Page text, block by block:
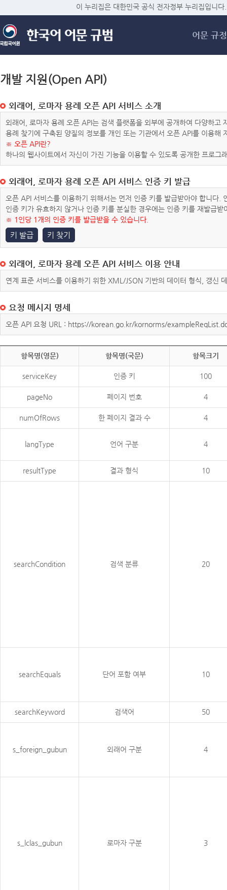
메
이 누리집은 대한민국 공식 전자정부 누리집입니다.
어문 규정
개발 지원(Open API)
외래어, 로마자 용례 오픈 API 서비스 소개
외래어, 로마자 용례 오픈 API는 검색 플랫폼을 외부에 공개하여 다양하
용례 찾기에 구축된 양질의 정보를 개인 또는 기관에서 오픈 API를 이용해
※ 오픈 API란?
하나의 웹사이트에서 자신이 가진 기능을 이용할 수 있도록 공개한 프로그
외래어, 로마자 용례 오픈 API 서비스 인증 키 발급
오픈 API 서비스를 이용하기 위해서는 먼저 인증 키를 발급받아야 합니다
인증 키가 유효하지 않거나 인증 키를 분실한 경우에는 인증 키를 재발급받
※ 1인당 1개의 인증 키를 발급받을 수 있습니다.
키 발급 키 찾기
외래어, 로마자 용례 오픈 API 서비스 이용 안내
연계 표준 서비스를 이용하기 위한 XML/JSON 기반의 데이터 형식, 갱신
요청 메시지 명세
오픈 API 요청 URL : https://korean.go.kr/kornorms/
항목명(영문) 항목명(국문) 항목크기
serviceKey 인증 키 100
pageNo 페이지 번호 4
numOfRows 한 페이지 결과 수 4
langType 언어 구분 4
resultType 결과 형식 10
searchCondition 검색 분류 20
searchEquals 단어 포함 여부 10
searchKeyword 검색어 50
s_foreign_gubun 외래어 구분 4
s_lclas_gubun 로마자 구분 3